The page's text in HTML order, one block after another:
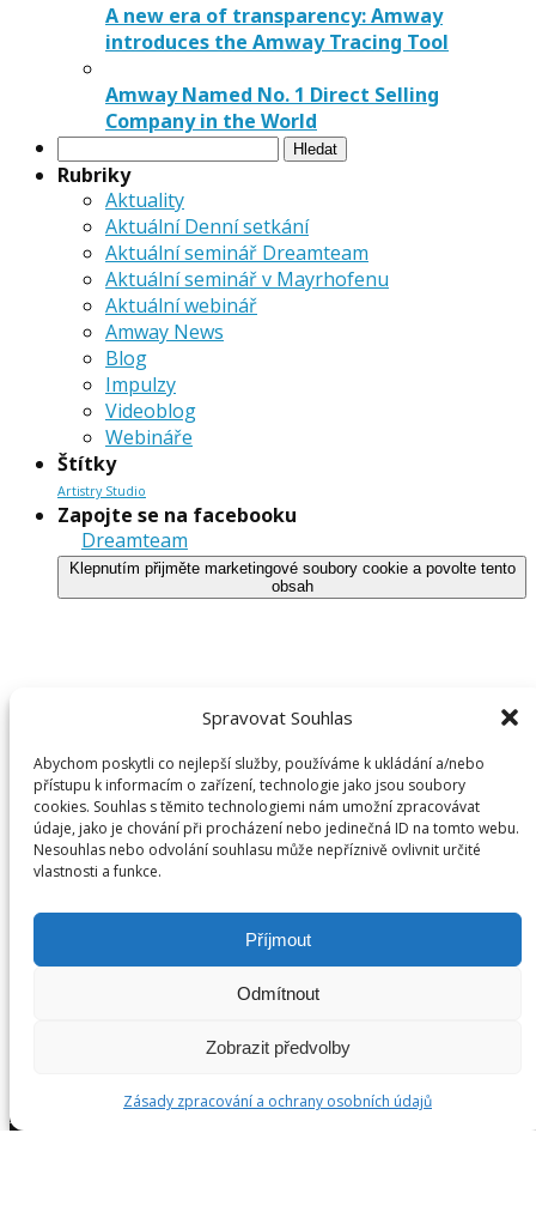
Spravovat Souhlas
Abychom poskytli co nejlepší služby, používáme k ukládání a/nebo
přístupu k informacím o zařízení, technologie jako jsou soubory
cookies. Souhlas s těmito technologiemi nám umožní zpracovávat
údaje, jako je chování při procházení nebo jedinečná ID na tomto webu.
Nesouhlas nebo odvolání souhlasu může nepříznivě ovlivnit určité
vlastnosti a funkce.
Příjmout
Odmítnout
Zobrazit předvolby
Zásady zpracování a ochrany osobních údajů
A new era of transparency: Amway
introduces the Amway Tracing Tool
Amway Named No. 1 Direct Selling
Company in the World
Vyhledávání
Rubriky
Aktuality
Aktuální Denní setkání
Aktuální seminář Dreamteam
Aktuální seminář v Mayrhofenu
Aktuální webinář
Amway News
Blog
Impulzy
Videoblog
Webináře
Štítky
Artistry Studio
Zapojte se na facebooku
Dreamteam
Klepnutím přijměte marketingové soubory cookie a povolte tento
obsah
Archivy
DreamTeam.cz | Všechna práva vyhrazena. Gaudus
Zásady zpracování osobních údajů|Cookies|Kontakt